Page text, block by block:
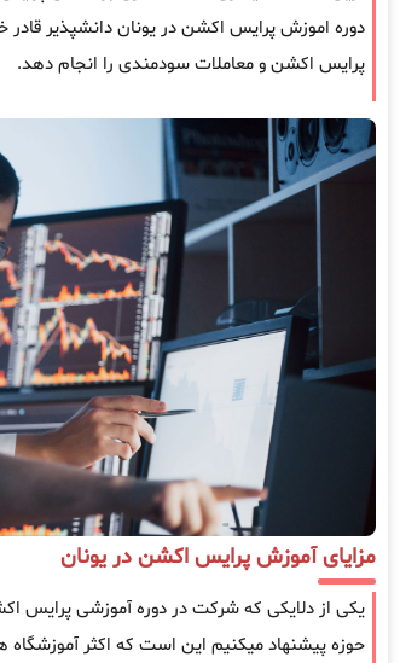
پرایس اکشن و معاملات سودمندی را انجام دهد.
مزایای آموزش پرایس اکشن در یونان
یکی از دلایکی که شرکت در دوره آموزشی پرایس
حوزه پیشنهاد میکنیم این است که اکثر